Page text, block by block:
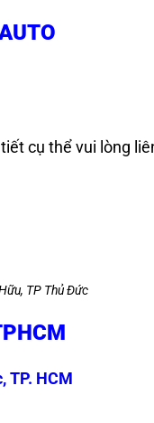
cụ thể vui lòng
TP Thủ Đức
TP. HCM